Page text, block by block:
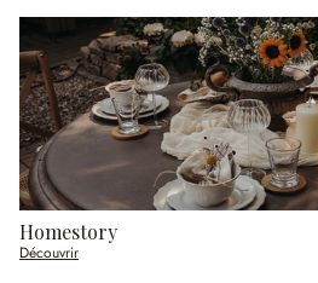
Homestory
Découvrir